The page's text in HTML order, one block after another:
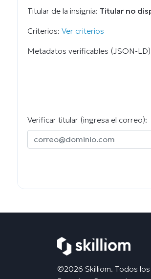
Titular de la insignia: Titular no
Criterios: Ver criterios
Metadatos verificables (JSON-
Verificar titular (ingresa el correo):
©2026 Skilliom. Todos los